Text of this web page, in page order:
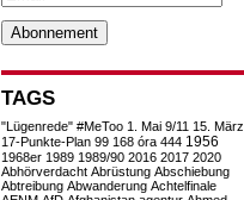
TAGS
"Lügenrede" #MeToo 1. Mai 9/11 15. März
17-Punkte-Plan 99 168 óra 444 1956
1968er 1989 1989/90 2016 2017 2020
Abhörverdacht Abrüstung Abschiebung
Abtreibung Abwanderung Achtelfinale